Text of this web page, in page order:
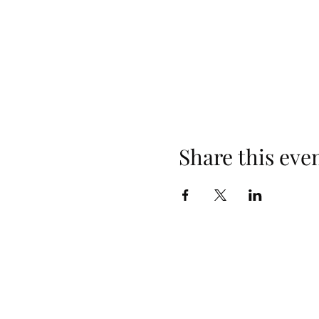
Share this